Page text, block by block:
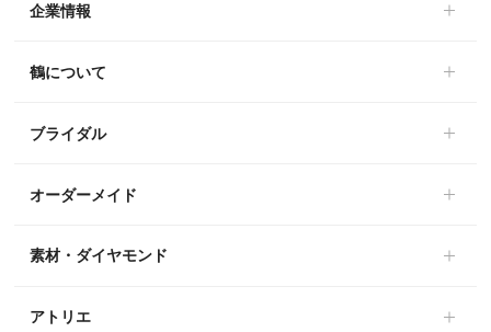
企業情報
鶴について
ブライダル
オーダーメイド
素材・ダイヤモンド
アトリエ